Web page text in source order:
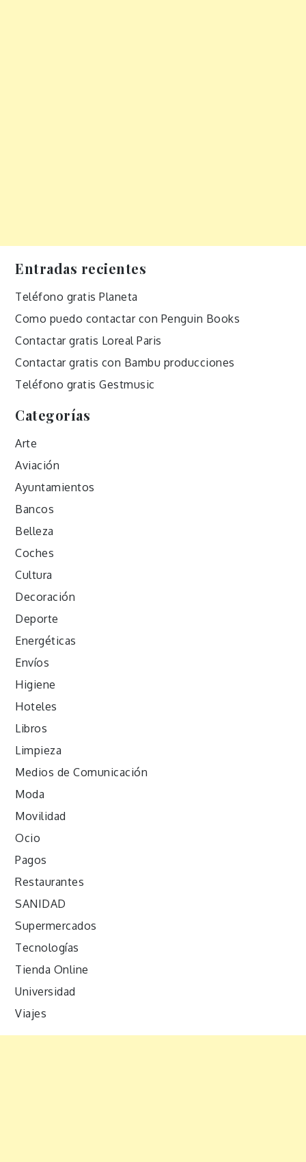
Entradas recientes
Teléfono gratis Planeta
Como puedo contactar con Penguin Books
Contactar gratis Loreal Paris
Contactar gratis con Bambu producciones
Teléfono gratis Gestmusic
Categorías
Arte
Aviación
Ayuntamientos
Bancos
Belleza
Coches
Cultura
Decoración
Deporte
Energéticas
Envíos
Higiene
Hoteles
Libros
Limpieza
Medios de Comunicación
Moda
Movilidad
Ocio
Pagos
Restaurantes
SANIDAD
Supermercados
Tecnologías
Tienda Online
Universidad
Viajes